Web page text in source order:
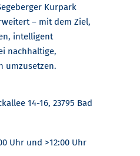
Kurpark
– mit dem Ziel,
intelligent
nachhaltige,
umzusetzen.
14-16, 23795 Bad
Uhrund >12:00 Uhr